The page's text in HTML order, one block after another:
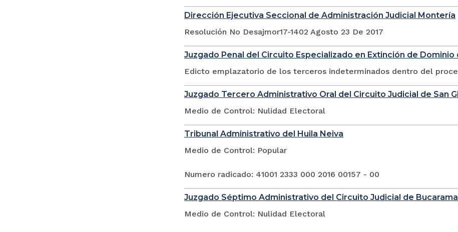
Dirección Ejecutiva Seccional de Administración Judicial Montería
Resolución No Desajmor17-1402 Agosto 23 De 2017
Juzgado Penal del Circuito Especializado en Extinción de Dominio
Edicto emplazatorio de los terceros indeterminados dentro del
Juzgado Tercero Administrativo Oral del Circuito Judicial de San
Medio de Control: Nulidad Electoral
Tribunal Administrativo del Huila Neiva
Medio de Control: Popular
Numero radicado: 41001 2333 000 2016 00157 - 00
Juzgado Séptimo Administrativo del Circuito Judicial de
Medio de Control: Nulidad Electoral